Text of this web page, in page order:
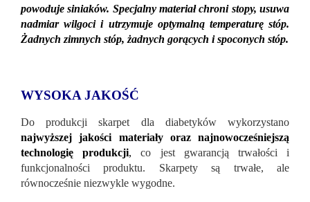
powoduje siniaków. Specjalny materiał chroni stopy, usuwa
nadmiar wilgoci i utrzymuje optymalną temperaturę stóp.
Żadnych zimnych stóp, żadnych gorących i spoconych stóp.
WYSOKA JAKOŚĆ
Do produkcji skarpet dla diabetyków wykorzystano
najwyższej jakości materiały oraz najnowocześniejszą
technologię produkcji, co jest gwarancją trwałości i
funkcjonalności produktu. Skarpety są trwałe, ale
równocześnie niezwykle wygodne.